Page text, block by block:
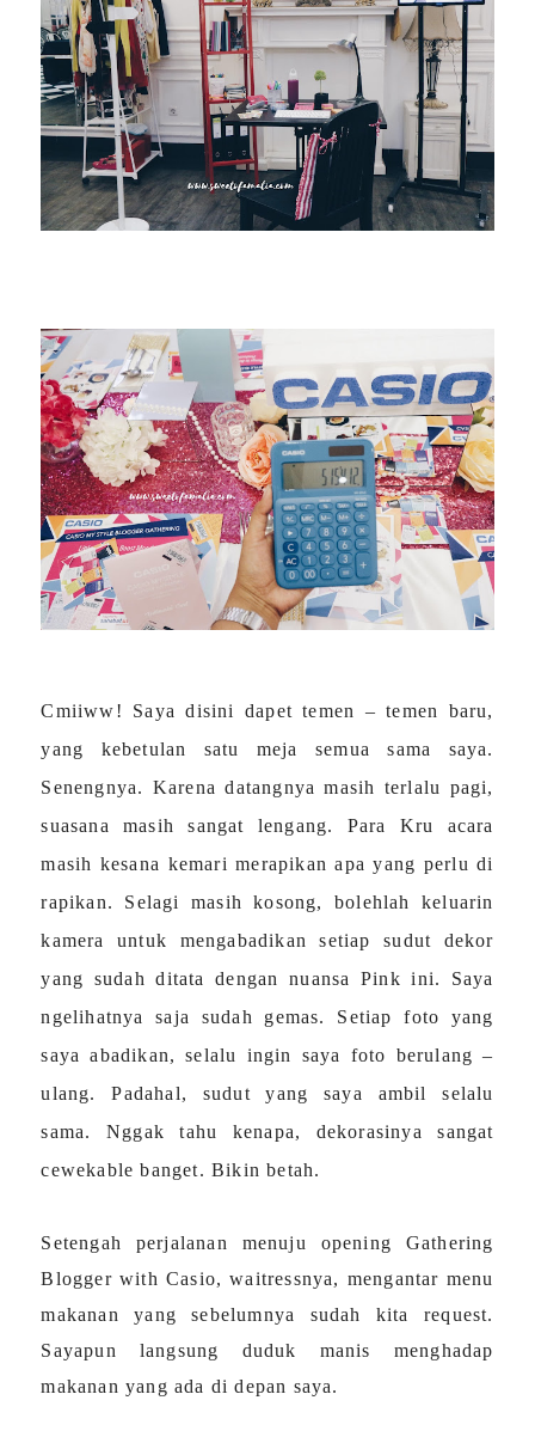
Cmiiww! Saya disini dapet temen – temen baru,
yang kebetulan satu meja semua sama saya.
Senengnya. Karena datangnya masih terlalu pagi,
suasana masih sangat lengang. Para Kru acara
masih kesana kemari merapikan apa yang perlu di
rapikan. Selagi masih kosong, bolehlah keluarin
kamera untuk mengabadikan setiap sudut dekor
yang sudah ditata dengan nuansa Pink ini. Saya
ngelihatnya saja sudah gemas. Setiap foto yang
saya abadikan, selalu ingin saya foto berulang –
ulang. Padahal, sudut yang saya ambil selalu
sama. Nggak tahu kenapa, dekorasinya sangat
cewekable banget. Bikin betah.
Setengah perjalanan menuju opening Gathering
Blogger with Casio, waitressnya, mengantar menu
makanan yang sebelumnya sudah kita request.
Sayapun langsung duduk manis menghadap
makanan yang ada di depan saya.